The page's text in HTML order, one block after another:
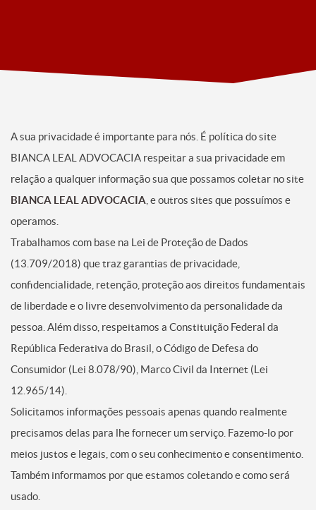
A sua privacidade é importante para nós. É política do site
BIANCA LEAL ADVOCACIA respeitar a sua privacidade em
relação a qualquer informação sua que possamos coletar no site
BIANCA LEAL ADVOCACIA , e outros sites que possuímos e
operamos.
Trabalhamos com base na Lei de Proteção de Dados
(13.709/2018) que traz garantias de privacidade,
confidencialidade, retenção, proteção aos direitos fundamentais
de liberdade e o livre desenvolvimento da personalidade da
pessoa. Além disso, respeitamos a Constituição Federal da
República Federativa do Brasil, o Código de Defesa do
Consumidor (Lei 8.078/90), Marco Civil da Internet (Lei
12.965/14).
Solicitamos informações pessoais apenas quando realmente
precisamos delas para lhe fornecer um serviço. Fazemo-lo por
meios justos e legais, com o seu conhecimento e consentimento.
Também informamos por que estamos coletando e como será
usado.